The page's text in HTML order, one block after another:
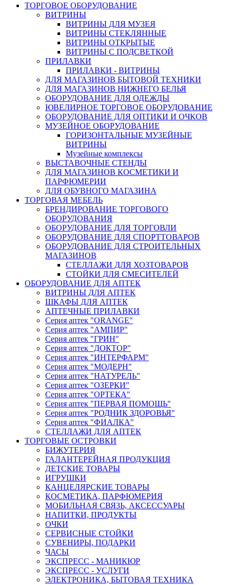
ТОРГОВОЕ ОБОРУДОВАНИЕ
ВИТРИНЫ
ВИТРИНЫ ДЛЯ МУЗЕЯ
ВИТРИНЫ СТЕКЛЯННЫЕ
ВИТРИНЫ ОТКРЫТЫЕ
ВИТРИНЫ С ПОДСВЕТКОЙ
ПРИЛАВКИ
ПРИЛАВКИ - ВИТРИНЫ
ДЛЯ МАГАЗИНОВ БЫТОВОЙ ТЕХНИКИ
ДЛЯ МАГАЗИНОВ НИЖНЕГО БЕЛЬЯ
ОБОРУДОВАНИЕ ДЛЯ ОДЕЖДЫ
ЮВЕЛИРНОЕ ТОРГОВОЕ ОБОРУДОВАНИЕ
ОБОРУДОВАНИЕ ДЛЯ ОПТИКИ И ОЧКОВ
МУЗЕЙНОЕ ОБОРУДОВАНИЕ
ГОРИЗОНТАЛЬНЫЕ МУЗЕЙНЫЕ
ВИТРИНЫ
Музейные комплексы
ВЫСТАВОЧНЫЕ СТЕНДЫ
ДЛЯ МАГАЗИНОВ КОСМЕТИКИ И
ПАРФЮМЕРИИ
ДЛЯ ОБУВНОГО МАГАЗИНА
ТОРГОВАЯ МЕБЕЛЬ
БРЕНДИРОВАНИЕ ТОРГОВОГО
ОБОРУДОВАНИЯ
ОБОРУДОВАНИЕ ДЛЯ ТОРГОВЛИ
ОБОРУДОВАНИЕ ДЛЯ СПОРТТОВАРОВ
ОБОРУДОВАНИЕ ДЛЯ СТРОИТЕЛЬНЫХ
МАГАЗИНОВ
СТЕЛЛАЖИ ДЛЯ ХОЗТОВАРОВ
СТОЙКИ ДЛЯ СМЕСИТЕЛЕЙ
ОБОРУДОВАНИЕ ДЛЯ АПТЕК
ВИТРИНЫ ДЛЯ АПТЕК
ШКАФЫ ДЛЯ АПТЕК
АПТЕЧНЫЕ ПРИЛАВКИ
Серия аптек "ORANGE"
Серия аптек "АМПИР"
Серия аптек "ГРИН"
Серия аптек "ДОКТОР"
Серия аптек "ИНТЕРФАРМ"
Серия аптек "МОДЕРН"
Серия аптек "НАТУРЕЛЬ"
Серия аптек "ОЗЕРКИ"
Серия аптек "ОРТЕКА"
Серия аптек "ПЕРВАЯ ПОМОЩЬ"
Серия аптек "РОДНИК ЗДОРОВЬЯ"
Серия аптек "ФИАЛКА"
СТЕЛЛАЖИ ДЛЯ АПТЕК
ТОРГОВЫЕ ОСТРОВКИ
БИЖУТЕРИЯ
ГАЛАНТЕРЕЙНАЯ ПРОДУКЦИЯ
ДЕТСКИЕ ТОВАРЫ
ИГРУШКИ
КАНЦЕЛЯРСКИЕ ТОВАРЫ
КОСМЕТИКА, ПАРФЮМЕРИЯ
МОБИЛЬНАЯ СВЯЗЬ, АКСЕССУАРЫ
НАПИТКИ, ПРОДУКТЫ
ОЧКИ
СЕРВИСНЫЕ СТОЙКИ
СУВЕНИРЫ, ПОДАРКИ
ЧАСЫ
ЭКСПРЕСС - МАНИКЮР
ЭКСПРЕСС - УСЛУГИ
ЭЛЕКТРОНИКА, БЫТОВАЯ ТЕХНИКА